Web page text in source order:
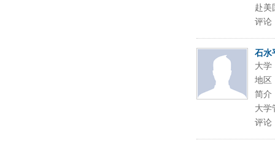
赴美
评论
石水
大学
地区
简介
大学
评论